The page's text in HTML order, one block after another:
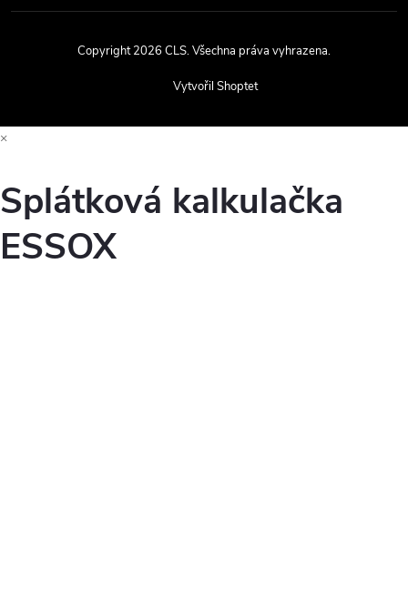
Vytvořil Shoptet
Copyright 2026CLS. Všechna práva vyhrazena.
×
Splátková kalkulačka
ESSOX